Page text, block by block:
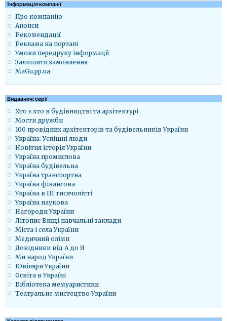
Iнформація компанії
Про компанію
Анонси
Рекомендації
Реклама на порталі
Умови передруку інформації
Залишити замовлення
MaGu.pp.ua
Видавничі серії
Хто є хто в будівництві та архітектурі
Мости дружби
100 провідних архітекторів та будівельників України
Україна. Успішні люди
Новітня історія України
Україна промислова
Україна будівельна
Україна транспортна
Україна фінансова
Україна в ІІІ тисячолітті
Україна наукова
Нагороди України
Літопис Вищі навчальні заклади
Міста і села України
Медичний олімп
Довідники від А до Я
Ми народ України
Ювіляри України
Освіта в Україні
Бібліотека мемуаристики
Театральне мистецтво України